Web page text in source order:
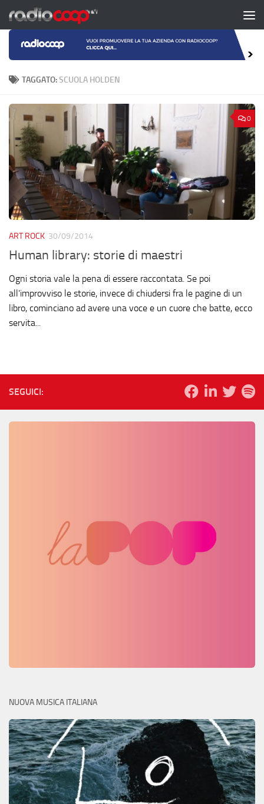
Salta al contenuto
TAGGATO:SCUOLA HOLDEN
0
ART ROCK 30/09/2014
Human library: storie di maestri
Ogni storia vale la pena di essere raccontata. Se poi
all’improvviso le storie, invece di chiudersi fra le pagine di un
libro, cominciano ad avere una voce e un cuore che batte, ecco
servita...
SEGUICI:
NUOVA MUSICA ITALIANA